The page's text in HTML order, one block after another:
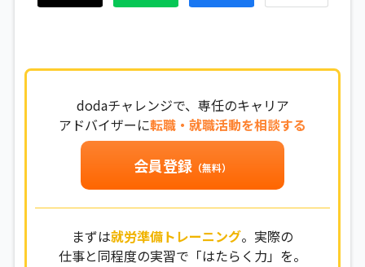
dodaチャレンジで、専任のキャリア
アドバイザーに転職・就職活動を相談する
会員登録 （無料）
まずは就労準備トレーニング。実際の
仕事と同程度の実習で「はたらく力」を。